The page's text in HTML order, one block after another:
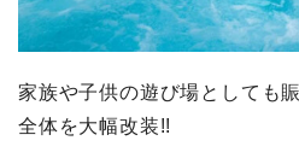
家族や子供の遊び場としても
全体を大幅改装!!